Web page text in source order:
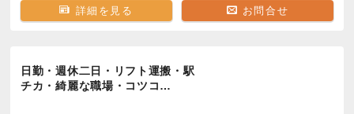
詳細を見る お問合せ
日勤・週休二日・リフト運搬・駅
チカ・綺麗な職場・コツコ…